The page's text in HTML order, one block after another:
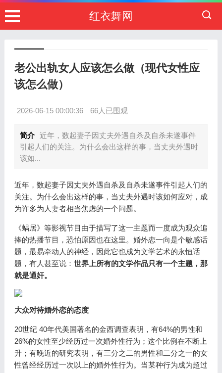
红衣舞网
老公出轨女人应该怎么做（现代女性应
该怎么做）
2026-06-15 00:00:36 66人已围观
简介 近年，数起妻子因丈夫外遇自杀及自杀未遂事件
引起人们的关注。为什么会出这样的事，当丈夫外遇时
该如...
近年，数起妻子因丈夫外遇自杀及自杀未遂事件引起人们的
关注。为什么会出这样的事，当丈夫外遇时该如何应对，成
为许多为人妻者相当焦虑的一个问题。
《蜗居》等影视节目由于描写了这一主题而一度成为观众追
捧的热播节目，恐怕原因也在这里。婚外恋一向是个敏感话
题，最易牵动人的神经，因此它也成为文学艺术的永恒话
题，有人甚至说： 世界上所有的文学作品只有一个主题，那
就是通奸。
大众对待婚外恋的态度
20世纪 40年代美国著名的金西调查表明，有64%的男性和
26%的女性至少经历过一次婚外性行为；这个比例在不断上
升；有晚近的研究表明，有三分之二的男性和二分之一的女
性曾经经历过一次以上的婚外性行为。当某种行为成为超过